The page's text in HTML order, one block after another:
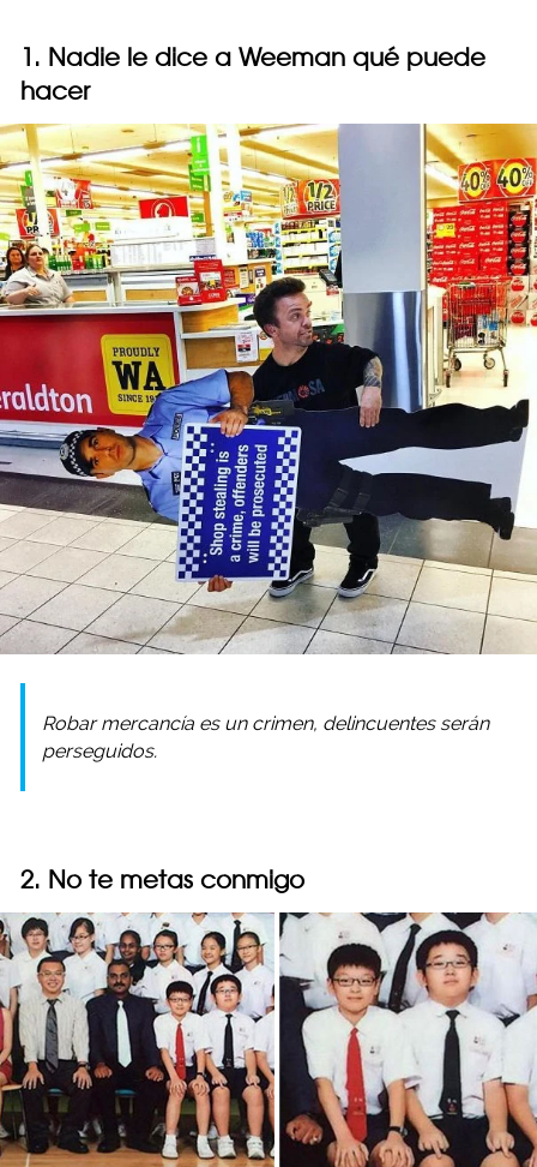
1. Nadie le dice a Weeman qué puede
hacer
Robar mercancía es un crimen, delincuentes serán
perseguidos.
2. No te metas conmigo